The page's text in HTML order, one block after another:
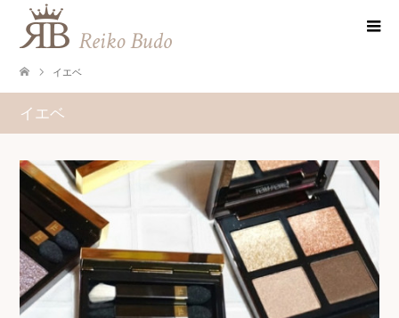
イエベ
イエベ